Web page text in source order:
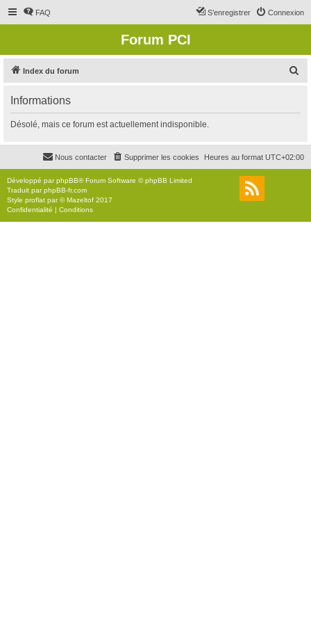
FAQ Connexion
S’enregistrer
Forum PCI
Index du forum
r
c
r
Informations
Désolé, mais ce forum est actuellement indisponible.
Heures au format UTC+02:00
Supprimer les cookies
Nous contacter
Développé parphpBB® Forum Software © phpBB Limited
Traduit parphpBB-fr.com
Style proflat par ©Mazeltof 2017
Confidentialité | Conditions